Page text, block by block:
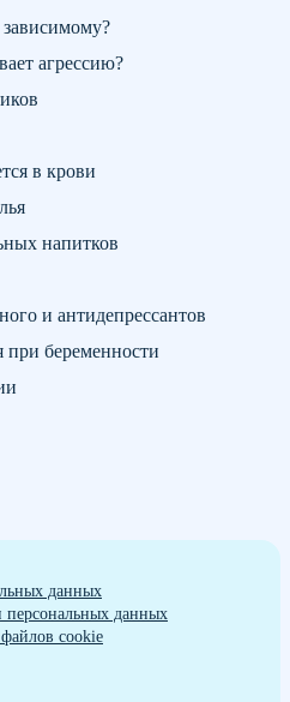
агрессию?
в крови
напитков
и антидепрессантов
при беременности
данных
персональных данных
cookie